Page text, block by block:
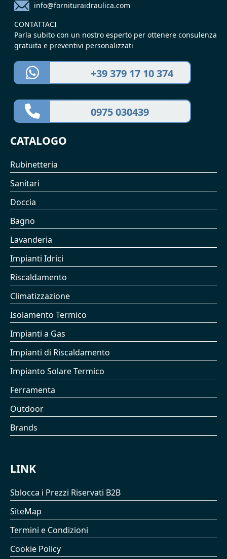
info@fornituraidraulica.com
CONTATTACI
Parla subito con un nostro esperto per ottenere consulenza
gratuita e preventivi personalizzati
+39 379 17 10 374
0975 030439
CATALOGO
Rubinetteria
Sanitari
Doccia
Bagno
Lavanderia
Impianti Idrici
Riscaldamento
Climatizzazione
Isolamento Termico
Impianti a Gas
Impianti di Riscaldamento
Impianto Solare Termico
Ferramenta
Outdoor
Brands
LINK
Sblocca i Prezzi Riservati B2B
SiteMap
Termini e Condizioni
Cookie Policy